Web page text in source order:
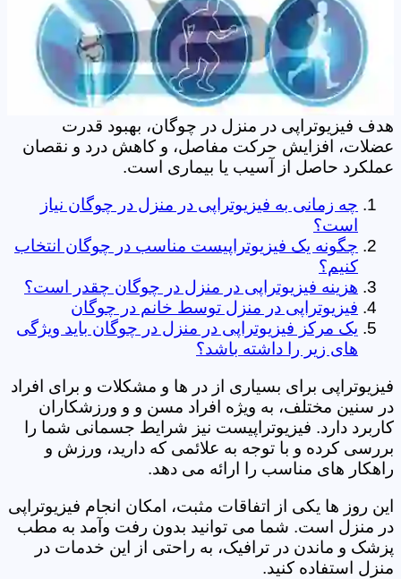
هدف فیزیوتراپی در منزل در چوگان، بهبود قدرت
عضلات، افزایش حرکت مفاصل، و کاهش درد و نقصان
عملکرد حاصل از آسیب یا بیماری است.
چه زمانی به فیزیوتراپی در منزل در چوگان نیاز
است؟
چگونه یک فیزیوتراپیست مناسب در چوگان انتخاب
کنیم؟
هزینه فیزیوتراپی در منزل در چوگان چقدر است؟
فیزیوتراپی در منزل توسط خانم در چوگان
یک مرکز فیزیوتراپی در منزل در چوگان باید ویژگی
های زیر را داشته باشد؟
فیزیوتراپی برای بسیاری از در ها و مشکلات و برای افراد
در سنین مختلف، به ویژه افراد مسن و و ورزشکاران
کاربرد دارد. فیزیوتراپیست نیز شرایط جسمانی شما را
بررسی کرده و با توجه به علائمی که دارید، ورزش و
راهکار های مناسب را ارائه می دهد.
این روز ها یکی از اتفاقات مثبت، امکان انجام فیزیوتراپی
در منزل است. شما می توانید بدون رفت وآمد به مطب
پزشک و ماندن در ترافیک، به راحتی از این خدمات در
منزل استفاده کنید.